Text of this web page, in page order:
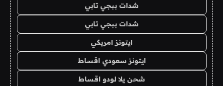
شدات ببجي تابي
شدات ببجي تابي
ايتونز امريكي
ايتونز سعودي اقساط
شحن يلا لودو اقساط